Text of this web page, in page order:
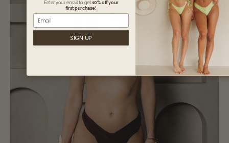
Enter your email to get10% off your
first purchase!
Email
SIGN UP